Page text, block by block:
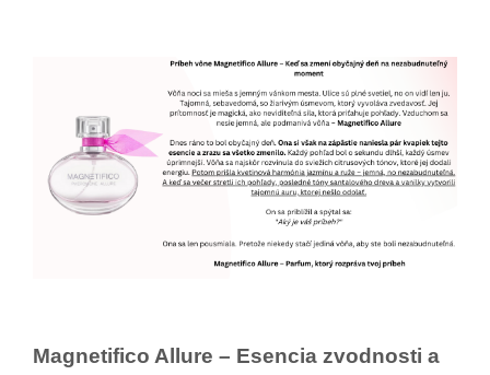
Magnetifico Allure – Esencia zvodnosti a